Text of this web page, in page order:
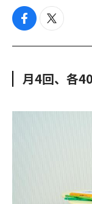
f
c
o
t
i
e
月4回、各